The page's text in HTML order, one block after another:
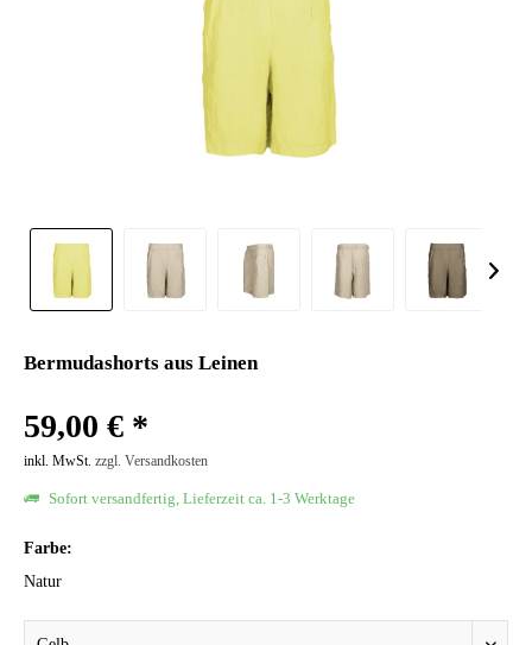
Bermudashorts aus Leinen
59,00 € *
inkl. MwSt. zzgl. Versandkosten
Sofort versandfertig, Lieferzeit ca. 1-3 Werktage
Farbe:
Natur